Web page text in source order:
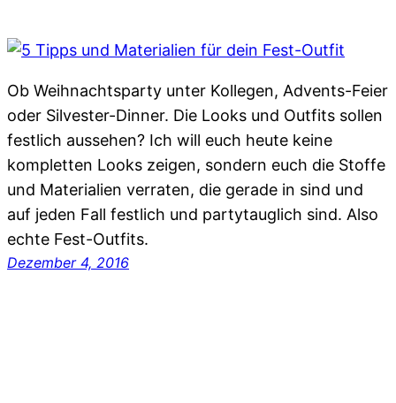
Ob Weihnachtsparty unter Kollegen, Advents-Feier
oder Silvester-Dinner. Die Looks und Outfits sollen
festlich aussehen? Ich will euch heute keine
kompletten Looks zeigen, sondern euch die Stoffe
und Materialien verraten, die gerade in sind und
auf jeden Fall festlich und partytauglich sind. Also
echte Fest-Outfits.
Dezember 4, 2016